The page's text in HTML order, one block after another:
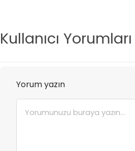
Kullanıcı Yorumları
Yorum yazın